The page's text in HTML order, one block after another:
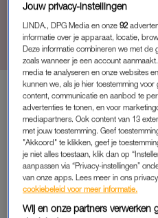
ELODIE (26)
'HET KAN ZOMAAR
LEES
Onbeperkt
Jouw privacy-instellingen
LINDA., DPG Media en onze92
informatie over je apparaat, locatie,
Deze informatie combineren we met de
zoals wanneer je een account
media te analyseren en onze websites
kunnen we, als je hier toestemming
content, communicatie en aanbod te
advertenties te tonen, en voor
mediapartners. Ook content van 13
met jouw toestemming. Geef
"Akkoord" te klikken, geef je
je niet alles toestaan, klik dan op
aanpassen via “Privacy-instellingen”
van onze apps. Lees meer in ons
cookiebeleid voor meer informatie.
Wij en onze partners verwerken